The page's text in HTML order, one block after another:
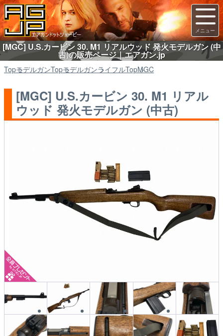
[MGC] U.S.カービン 30. M1 リアルウッド 発火モデルガン (中
古)の販売ページ｜エアガン.jp
TopモデルガンTopモデルガンライフルTopMGC
[MGC] U.S.カービン 30. M1 リアル
ウッド 発火モデルガン (中古)